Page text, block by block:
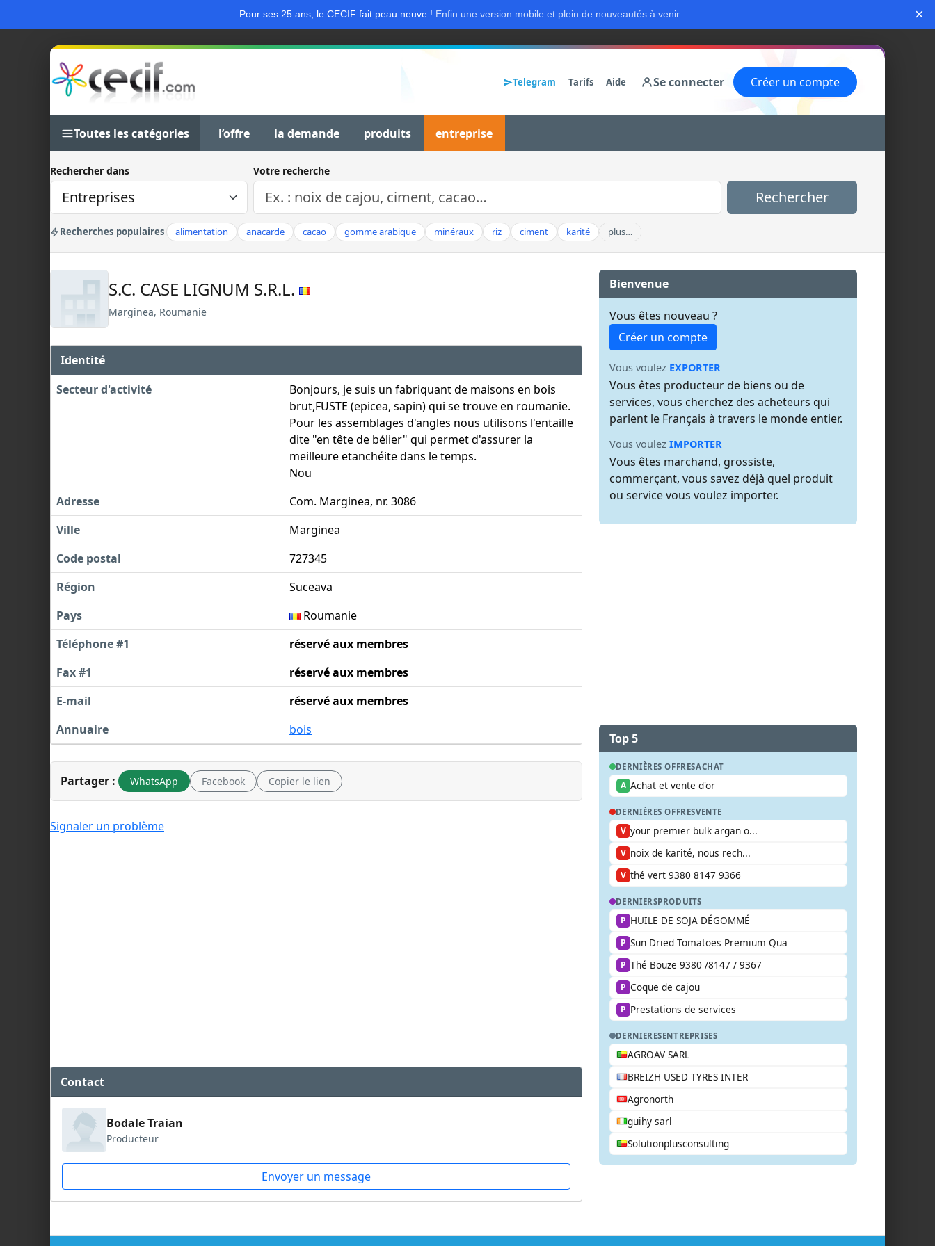
Pour ses 25 ans, le CECIF fait peau neuve ! Enfin une version mobile et plein de nouveautés à venir. ×
Telegram Tarifs Aide Se connecter Créer un compte
Toutes les catégories l’offre la demande produits entreprise
Rechercher dans Votre recherche
Rechercher
Recherches populaires alimentation anacarde cacao gomme arabique minéraux riz ciment karité plus…
S.C. CASE LIGNUM S.R.L.
Marginea, Roumanie
Identité
Secteur d'activité
Bonjours, je suis un fabriquant de maisons en bois
brut,FUSTE (epicea, sapin) qui se trouve en roumanie.
Pour les assemblages d'angles nous utilisons l'entaille
dite "en tête de bélier" qui permet d'assurer la
meilleure etanchéite dans le temps.
Nou
Adresse
Com. Marginea, nr. 3086
Ville
Marginea
Code postal
727345
Région
Suceava
Pays
Roumanie
Téléphone #1
réservé aux membres
Fax #1
réservé aux membres
E-mail
réservé aux membres
Annuaire
bois
Partager : WhatsApp Facebook Copier le lien
Signaler un problème
Contact
Bodale Traian
Producteur
Envoyer un message
Bienvenue
Vous êtes nouveau ?
Créer un compte
Vous voulez EXPORTER
Vous êtes producteur de biens ou de
services, vous cherchez des acheteurs qui
parlent le Français à travers le monde entier.
Vous voulez IMPORTER
Vous êtes marchand, grossiste,
commerçant, vous savez déjà quel produit
ou service vous voulez importer.
Top 5
DERNIÈRES OFFRESACHAT
A Achat et vente d'or
DERNIÈRES OFFRESVENTE
V your premier bulk argan o...
V noix de karité, nous rech...
V thé vert 9380 8147 9366
DERNIERSPRODUITS
P HUILE DE SOJA DÉGOMMÉ
P Sun Dried Tomatoes Premium Qua
P Thé Bouze 9380 /8147 / 9367
P Coque de cajou
P Prestations de services
DERNIERESENTREPRISES
AGROAV SARL
BREIZH USED TYRES INTER
Agronorth
guihy sarl
Solutionplusconsulting